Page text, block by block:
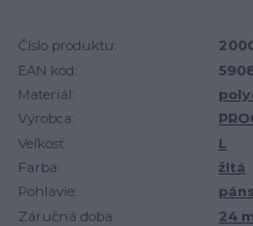
Číslo produktu:
EAN kód:
Materiál:
Výrobca:
Veľkosť:
L
Farba:
žltá
Pohlavie:
Záručná doba:
24